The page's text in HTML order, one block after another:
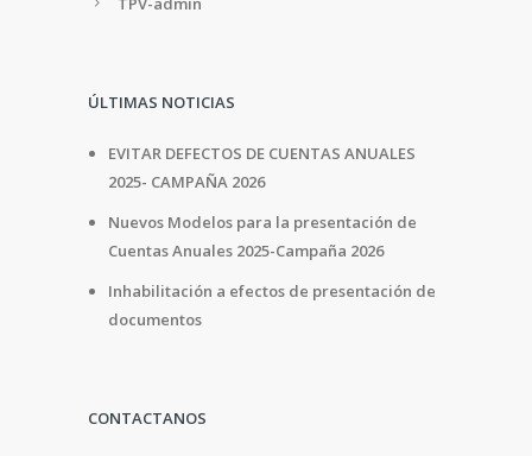
ÚLTIMAS NOTICIAS
EVITAR DEFECTOS DE CUENTAS ANUALES
2025- CAMPAÑA 2026
Nuevos Modelos para la presentación de
Cuentas Anuales 2025-Campaña 2026
Inhabilitación a efectos de presentación de
documentos
CONTACTANOS